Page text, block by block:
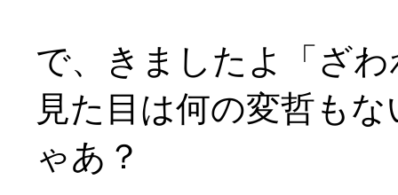
で、きましたよ「ざ
見た目は何の変哲も
ゃあ？